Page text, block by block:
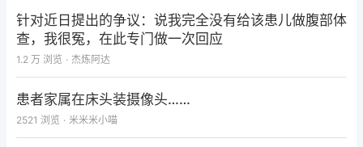
已不仅仅在论文写作与发表方面，我们也成为事业上志
同道合的朋友，他对美捷登创办英文医学杂志表示极力
支持，认为是个“很好的主意”，并表示愿意在资金上投
资，学术上支持，他说，“我相信夏老师，只要是你决
定要做的事，你一定能做成！”
以上只是我与众多战友故事中比较有代表性的两个实
针对近日提出的争议：说我完全没有给该患儿做腹部体
查，我很冤，在此专门做一次回应
1.2 万 浏览 · 杰炼阿达
患者家属在床头装摄像头……
2521 浏览 · 米米米小喵